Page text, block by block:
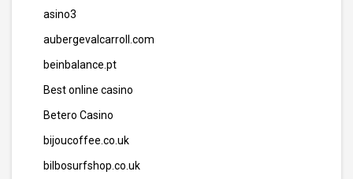
asino3
aubergevalcarroll.com
beinbalance.pt
Best online casino
Betero Casino
bijoucoffee.co.uk
bilbosurfshop.co.uk